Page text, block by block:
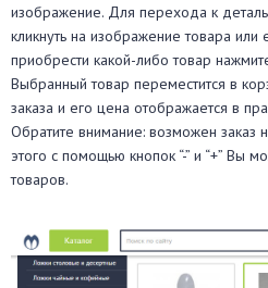
изображение. Для перехода к
кликнуть на изображение товара
приобрести какой-либо товар
Выбранный товар переместится в
заказа и его цена отображается в
Обратите внимание: возможен заказ
этого с помощью кнопок “-” и “+” Вы
товаров.